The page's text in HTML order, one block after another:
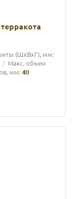
(ШхВхГ), мм:
Макс. объем
мм:40